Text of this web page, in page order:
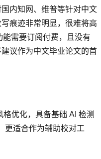
内知网、维普等针对中文
痕迹非常明显，很难将高
需要订阅付费，且没有
议作为中文毕业论文的首
优化，具备基础 AI 检测
更适合作为辅助校对工